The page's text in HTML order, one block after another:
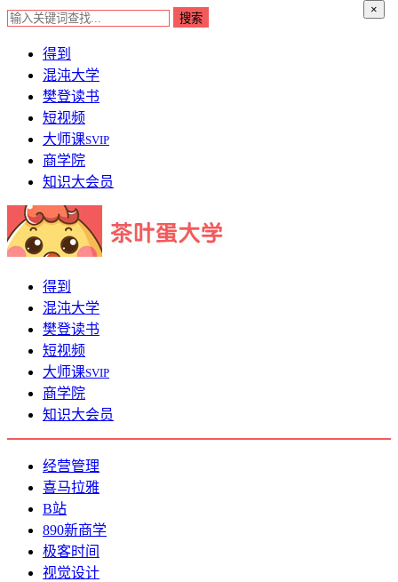
×
得到
混沌大学
樊登读书
短视频
大师课SVIP
商学院
知识大会员
得到
混沌大学
樊登读书
短视频
大师课SVIP
商学院
知识大会员
经营管理
喜马拉雅
B站
890新商学
极客时间
视觉设计